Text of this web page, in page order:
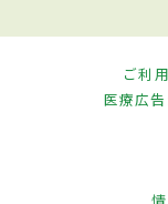
第一種感染
ご利
医療広